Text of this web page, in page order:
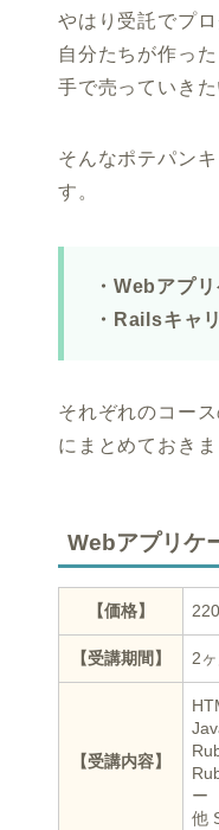
やはり受託でプ
自分たちが作っ
手で売っていきた
そんなポテパン
す。
・Webアプ
・Railsキャ
それぞれのコー
にまとめておきま
Webアプリケ
【価格】
【受講期間】 2ヶ
【受講内容】
ー
他